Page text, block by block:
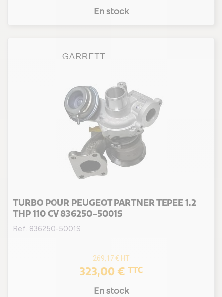
En stock
TURBO POUR PEUGEOT PARTNER TEPEE 1.2
THP 110 CV 836250-5001S
Ref. 836250-5001S
269,17 € HT
323,00 € TTC
En stock